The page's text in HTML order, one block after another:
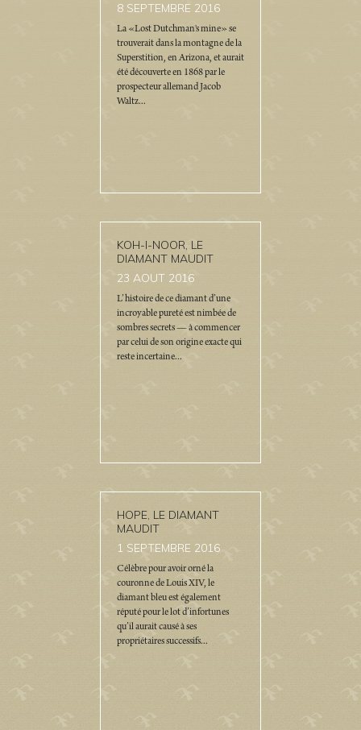
8 SEPTEMBRE 2016
La «Lost Dutchman's mine» se
trouverait dans la montagne de la
Superstition, en Arizona, et aurait
été découverte en 1868 par le
prospecteur allemand Jacob
Waltz...
KOH-I-NOOR, LE
DIAMANT MAUDIT
23 AOUT 2016
L’histoire de ce diamant d’une
incroyable pureté est nimbée de
sombres secrets — à commencer
par celui de son origine exacte qui
reste incertaine...
HOPE, LE DIAMANT
MAUDIT
1 SEPTEMBRE 2016
Célèbre pour avoir orné la
couronne de Louis XIV, le
diamant bleu est également
réputé pour le lot d’infortunes
qu’il aurait causé à ses
propriétaires successifs...